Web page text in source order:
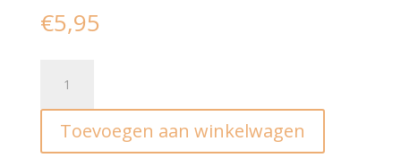
€5,95
Vol
leuke
dingen
Toevoegen aan winkelwagen